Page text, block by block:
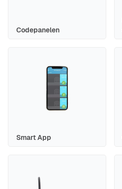
Codepanelen
Smart App